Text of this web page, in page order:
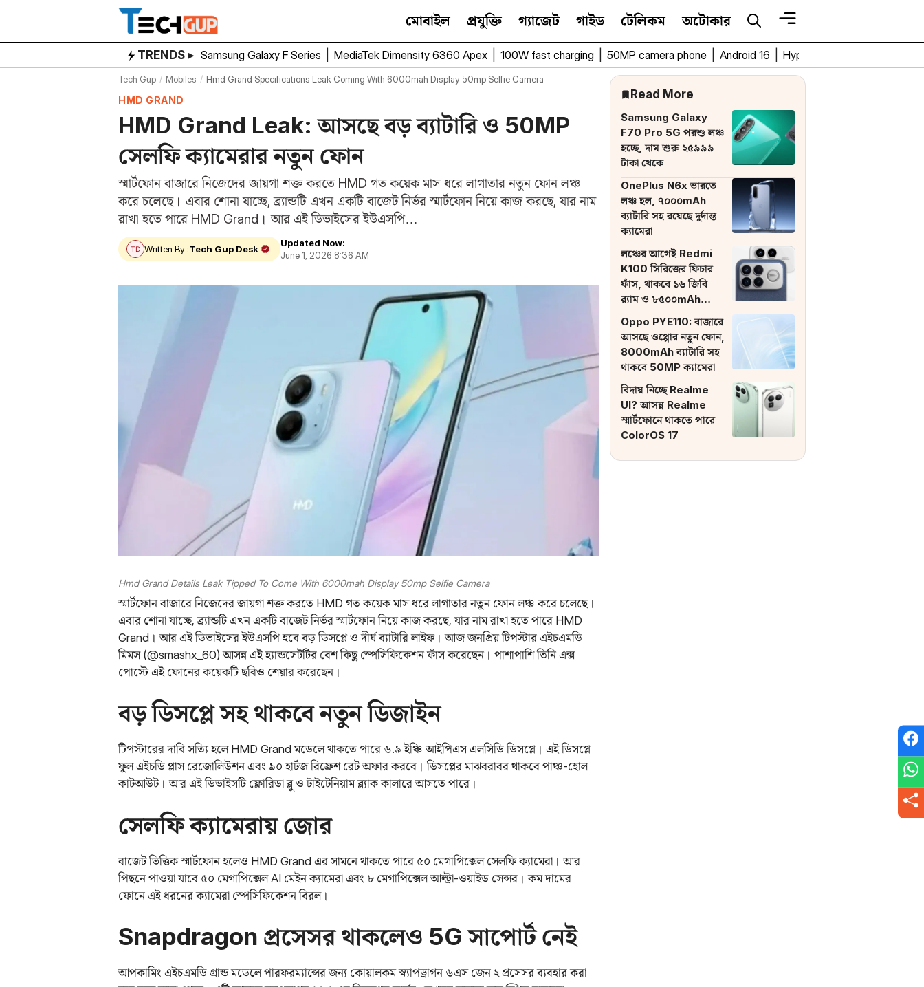
content
মোবাইল প্রযুক্তি গ্যাজেট গাইড টেলিকম অটোকার
TRENDS ▸ Samsung Galaxy F Series MediaTek Dimensity 6360 Apex 100W fast charging 50MP camera phone Android 16 HyperOS 3
Tech Gup Mobiles Hmd Grand Specifications Leak Coming With 6000mah Display 50mp Selfie Camera
HMD GRAND
HMD Grand Leak: আসছে বড় ব্যাটারি ও 50MP
সেলফি ক্যামেরার নতুন ফোন
স্মার্টফোন বাজারে নিজেদের জায়গা শক্ত করতে HMD গত কয়েক মাস ধরে লাগাতার নতুন ফোন লঞ্চ
করে চলেছে। এবার শোনা যাচ্ছে, ব্র্যান্ডটি এখন একটি বাজেট নির্ভর স্মার্টফোন নিয়ে কাজ করছে, যার নাম
রাখা হতে পারে HMD Grand। আর এই ডিভাইসের ইউএসপি…
Written By :Tech Gup Desk
Updated Now:
June 1, 2026 8:36 AM
Hmd Grand Details Leak Tipped To Come With 6000mah Display 50mp Selfie Camera
স্মার্টফোন বাজারে নিজেদের জায়গা শক্ত করতে HMD গত কয়েক মাস ধরে লাগাতার নতুন ফোন লঞ্চ করে চলেছে।
এবার শোনা যাচ্ছে, ব্র্যান্ডটি এখন একটি বাজেট নির্ভর স্মার্টফোন নিয়ে কাজ করছে, যার নাম রাখা হতে পারে HMD
Grand। আর এই ডিভাইসের ইউএসপি হবে বড় ডিসপ্লে ও দীর্ঘ ব্যাটারি লাইফ। আজ জনপ্রিয় টিপস্টার এইচএমডি
মিমস (@smashx_60) আসন্ন এই হ্যান্ডসেটটির বেশ কিছু স্পেসিফিকেশন ফাঁস করেছেন। পাশাপাশি তিনি এক্স
পোস্টে এই ফোনের কয়েকটি ছবিও শেয়ার করেছেন।
বড় ডিসপ্লে সহ থাকবে নতুন ডিজাইন
টিপস্টারের দাবি সত্যি হলে HMD Grand মডেলে থাকতে পারে ৬.৯ ইঞ্চি আইপিএস এলসিডি ডিসপ্লে। এই ডিসপ্লে
ফুল এইচডি প্লাস রেজোলিউশন এবং ৯০ হার্টজ রিফ্রেশ রেট অফার করবে। ডিসপ্লের মাঝবরাবর থাকবে পাঞ্চ-হোল
কাটআউট। আর এই ডিভাইসটি ফ্লোরিডা ব্লু ও টাইটেনিয়াম ব্ল্যাক কালারে আসতে পারে।
সেলফি ক্যামেরায় জোর
বাজেট ভিত্তিক স্মার্টফোন হলেও HMD Grand এর সামনে থাকতে পারে ৫০ মেগাপিক্সেল সেলফি ক্যামেরা। আর
পিছনে পাওয়া যাবে ৫০ মেগাপিক্সেল AI মেইন ক্যামেরা এবং ৮ মেগাপিক্সেল আল্ট্রা-ওয়াইড সেন্সর। কম দামের
ফোনে এই ধরনের ক্যামেরা স্পেসিফিকেশন বিরল।
Snapdragon প্রসেসর থাকলেও 5G সাপোর্ট নেই
আপকামিং এইচএমডি গ্রান্ড মডেলে পারফরম্যান্সের জন্য কোয়ালকম স্ন্যাপড্রাগন ৬এস জেন ২ প্রসেসর ব্যবহার করা
Read More
Samsung Galaxy
F70 Pro 5G পরশু লঞ্চ
হচ্ছে, দাম শুরু ২৫৯৯৯
টাকা থেকে
OnePlus N6x ভারতে
লঞ্চ হল, ৭০০০mAh
ব্যাটারি সহ রয়েছে দুর্দান্ত
ক্যামেরা
লঞ্চের আগেই Redmi
K100 সিরিজের ফিচার
ফাঁস, থাকবে ১৬ জিবি
র‌্যাম ও ৮৫০০mAh
ব্যাটারি
Oppo PYE110: বাজারে
আসছে ওপ্পোর নতুন ফোন,
8000mAh ব্যাটারি সহ
থাকবে 50MP ক্যামেরা
বিদায় নিচ্ছে Realme
UI? আসন্ন Realme
স্মার্টফোনে থাকতে পারে
ColorOS 17